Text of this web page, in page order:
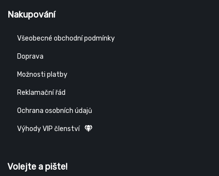
Nakupování
Všeobecné obchodní podmínky
Doprava
Možnosti platby
Reklamační řád
Ochrana osobních údajů
Výhody VIP členství
Volejte a pište!